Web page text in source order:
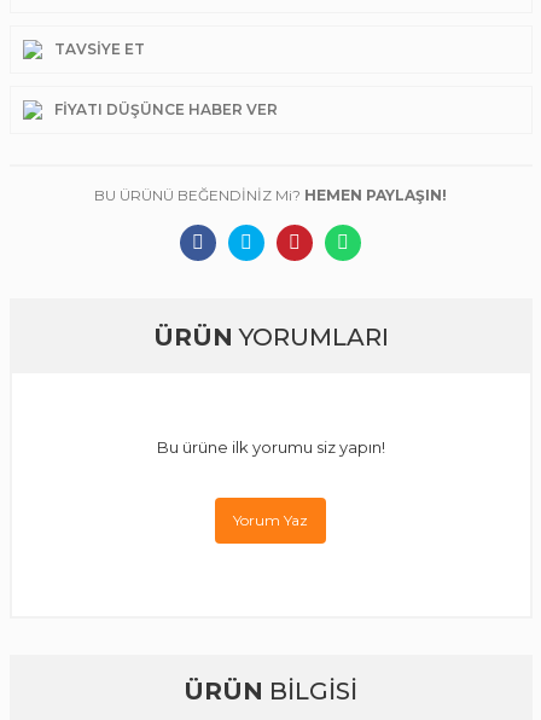
TAVSIYE ET
FIYATI DÜŞÜNCE HABER VER
BU ÜRÜNÜ BEĞENDİNİZ Mi? HEMEN PAYLAŞIN!
ÜRÜN YORUMLARI
Bu ürüne ilk yorumu siz yapın!
Yorum Yaz
ÜRÜN BİLGİSİ